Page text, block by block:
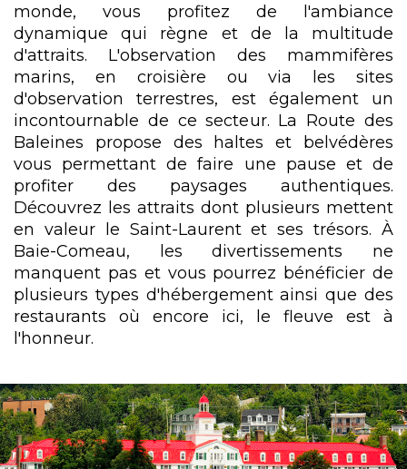
monde, vous profitez de l'ambiance
dynamique qui règne et de la multitude
d'attraits. L'observation des mammifères
marins, en croisière ou via les sites
d'observation terrestres, est également un
incontournable de ce secteur. La Route des
Baleines propose des haltes et belvédères
vous permettant de faire une pause et de
profiter des paysages authentiques.
Découvrez les attraits dont plusieurs mettent
en valeur le Saint-Laurent et ses trésors. À
Baie-Comeau, les divertissements ne
manquent pas et vous pourrez bénéficier de
plusieurs types d'hébergement ainsi que des
restaurants où encore ici, le fleuve est à
l'honneur.